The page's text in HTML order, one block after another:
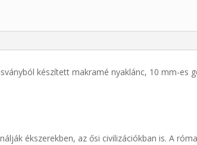
készített makramé nyaklánc, 10 mm-es
ékszerekben, az ősi civilizációkban is. A